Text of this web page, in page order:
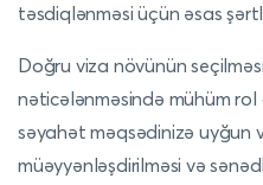
təsdiqlənməsi üçün əsas
Doğru viza növünün
nəticələnməsində mühüm rol
səyahət məqsədinizə uyğun
müəyyənləşdirilməsi və